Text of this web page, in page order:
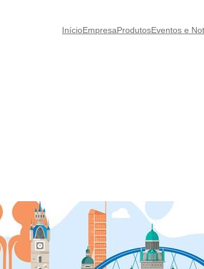
InícioEmpresaProdutosEventos e